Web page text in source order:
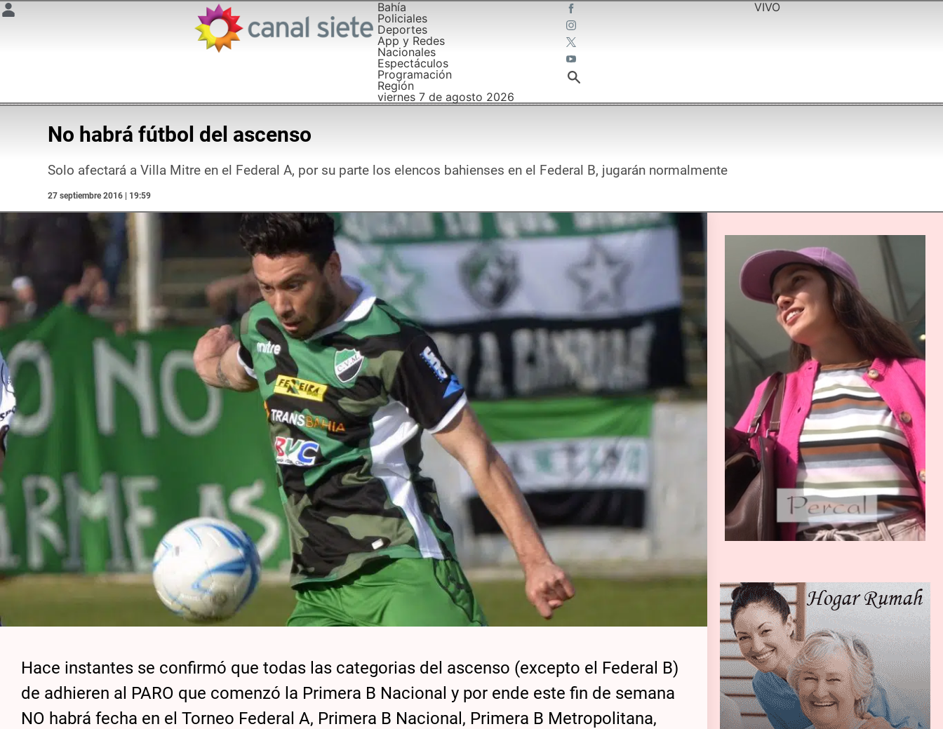
Bahía
Policiales
Deportes
App y Redes
Nacionales
Espectáculos
Programación
Región
viernes 7 de agosto 2026
VIVO
No habrá fútbol del ascenso
Solo afectará a Villa Mitre en el Federal A, por su parte los elencos bahienses en el Federal B, jugarán normalmente
27 septiembre 2016 | 19:59
Hace instantes se confirmó que todas las categorias del ascenso (excepto el Federal B)
de adhieren al PARO que comenzó la Primera B Nacional y por ende este fin de semana
NO habrá fecha en el Torneo Federal A, Primera B Nacional, Primera B Metropolitana,